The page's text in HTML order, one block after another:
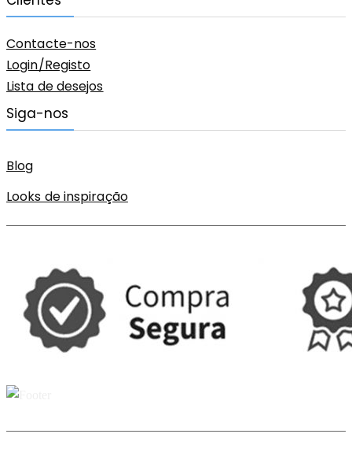
Contacte-nos
Login/Registo
Lista de desejos
Siga-nos
Blog
Looks de inspiração